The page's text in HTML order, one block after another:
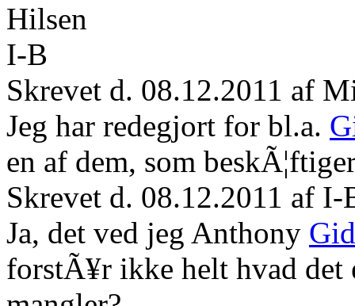
Hilsen
I-B
Skrevet d. 08.12.2011 af
Jeg har redegjort for bl.a.
en af dem, som
Skrevet d. 08.12.2011 af I-
Ja, det ved jeg Anthony
forstÃ¥r ikke helt hvad det